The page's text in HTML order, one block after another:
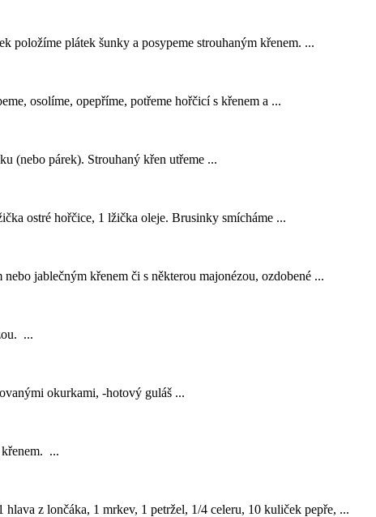
položíme plátek šunky a posypeme strouhaným křenem. ...
osolíme, opepříme, potřeme hořčicí s křenem a ...
(nebo párek). Strouhaný křen utřeme ...
ostré hořčice, 1 lžička oleje. Brusinky smícháme ...
nebo jablečným křenem či s některou majonézou, ozdobené ...
...
okurkami, -hotový guláš ...
křenem. ...
hlava z lončáka, 1 mrkev, 1 petržel, 1/4 celeru, 10 kuliček pepře, ...